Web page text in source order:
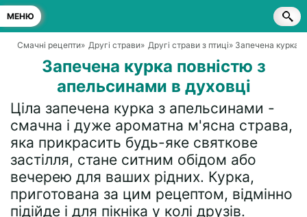
МЕНЮ
Смачні рецепти» Другі страви» Другі страви з птиці» Запечена курка
Запечена курка повністю з
апельсинами в духовці
Ціла запечена курка з апельсинами -
смачна і дуже ароматна м'ясна страва,
яка прикрасить будь-яке святкове
застілля, стане ситним обідом або
вечерею для ваших рідних. Курка,
приготована за цим рецептом, відмінно
підійде і для пікніка у колі друзів.